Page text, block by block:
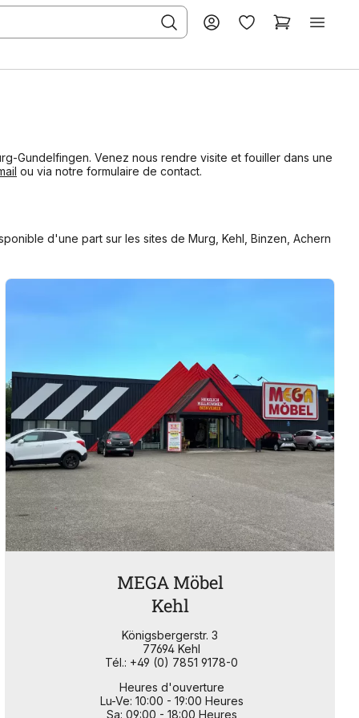
Gundelfingen. Venez nous rendre visite et fouiller dans une
ou via notre formulaire de contact.
d'une part sur les sites de Murg, Kehl, Binzen, Achern
MEGA Möbel
Kehl
Königsbergerstr. 3
77694 Kehl
Tél.: +49 (0) 7851 9178-0
Heures d'ouverture
Lu-Ve: 10:00 - 19:00 Heures
Sa: 09:00 - 18:00 Heures